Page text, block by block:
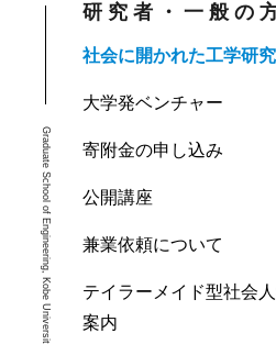
Graduate School of Engineering, Kobe University
研究者・ 一般の
社会に開かれた工学研
大学発ベンチャー
寄附金の申し込み
公開講座
兼業依頼について
テイラーメイド型社会
案内